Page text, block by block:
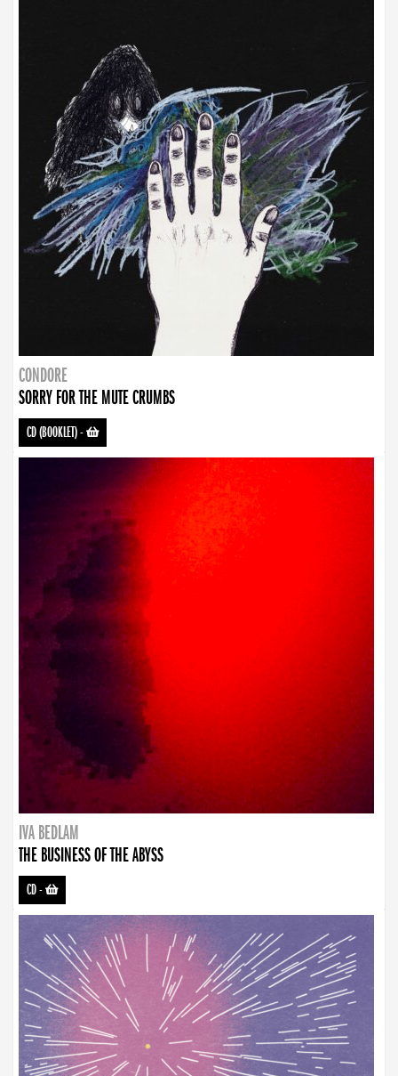
CONDORE
SORRY FOR THE MUTE CRUMBS
CD (BOOKLET)-
IVA BEDLAM
THE BUSINESS OF THE ABYSS
CD-